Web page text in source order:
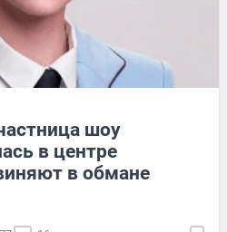
шоу
в центре
в обмане